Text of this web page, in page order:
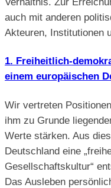
auch mit anderen
Akteuren, Institutionen
1. Freiheitlich-
einem europäischen
Wir vertreten
ihm zu Grunde
Werte stärken. Aus
Deutschland eine
Gesellschaftskultur“
Das Ausleben